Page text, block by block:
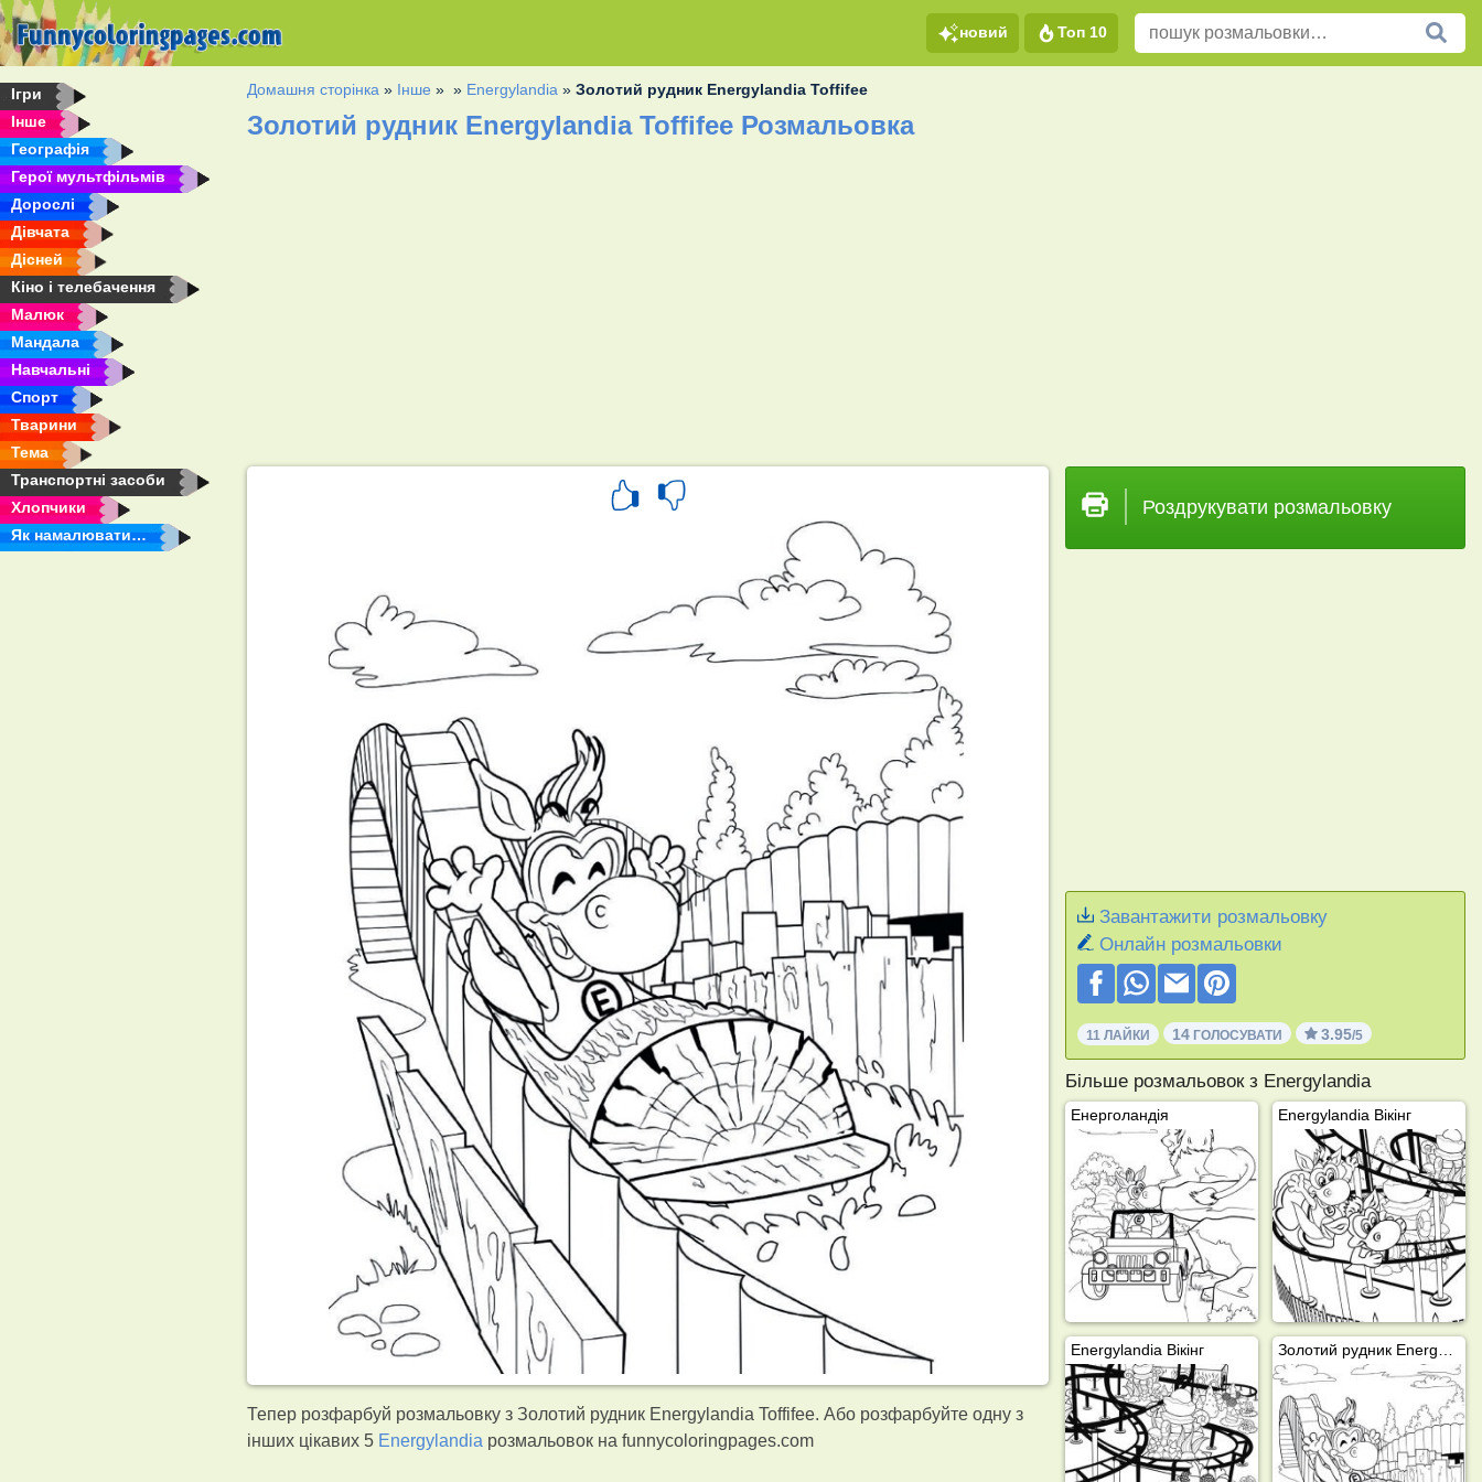
новий Топ 10
Ігри
Інше
Географія
Герої мультфільмів
Дорослі
Дівчата
Дісней
Кіно і телебачення
Малюк
Мандала
Навчальні
Спорт
Тварини
Тема
Транспортні засоби
Хлопчики
Як намалювати…
Домашня сторінка » Інше » » Energylandia »Золотий рудник Energylandia Toffifee
Золотий рудник Energylandia Toffifee Розмальовка
Тепер розфарбуй розмальовку з Золотий рудник Energylandia Toffifee. Або розфарбуйте одну з
інших цікавих 5 Energylandia розмальовок на funnycoloringpages.com
Роздрукувати розмальовку
Завантажити розмальовку
Онлайн розмальовки
11 ЛАЙКИ 14ГОЛОСУВАТИ 3.95/5
Більше розмальовок з Energylandia
Енерголандія Energylandia Вікінг
Energylandia Вікінг